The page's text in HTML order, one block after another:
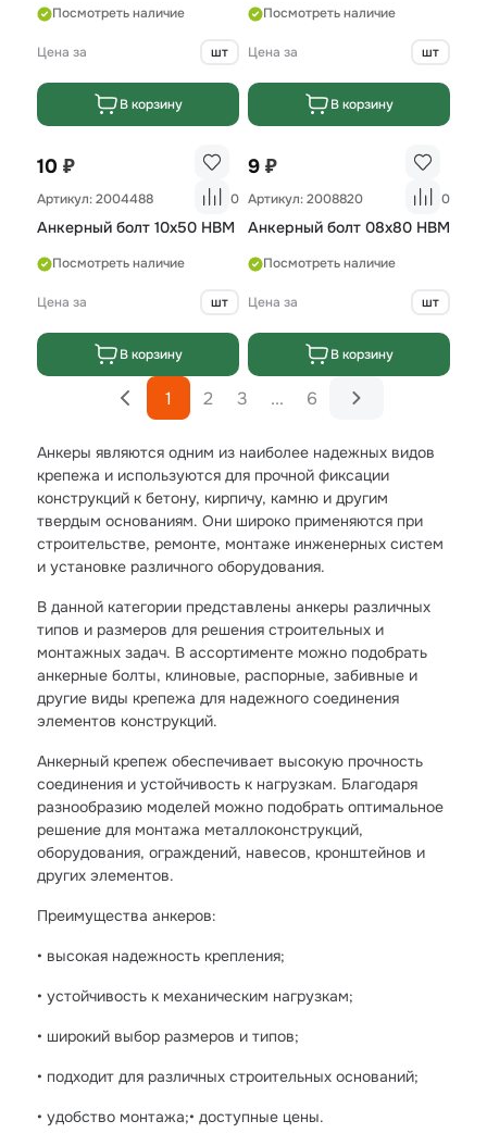
Посмотреть наличие
Цена за шт
В корзину
Посмотреть наличие
Цена за шт
В корзину
10 ₽
Артикул: 2004488 0
Анкерный болт 10х50 НВМ
Посмотреть наличие
Цена за шт
В корзину
9 ₽
Артикул: 2008820 0
Анкерный болт 08x80 HBM
Посмотреть наличие
Цена за шт
В корзину
1 2 3 ... 6
Анкеры являются одним из наиболее надежных видов
крепежа и используются для прочной фиксации
конструкций к бетону, кирпичу, камню и другим
твердым основаниям. Они широко применяются при
строительстве, ремонте, монтаже инженерных систем
и установке различного оборудования.
В данной категории представлены анкеры различных
типов и размеров для решения строительных и
монтажных задач. В ассортименте можно подобрать
анкерные болты, клиновые, распорные, забивные и
другие виды крепежа для надежного соединения
элементов конструкций.
Анкерный крепеж обеспечивает высокую прочность
соединения и устойчивость к нагрузкам. Благодаря
разнообразию моделей можно подобрать оптимальное
решение для монтажа металлоконструкций,
оборудования, ограждений, навесов, кронштейнов и
других элементов.
Преимущества анкеров:
• высокая надежность крепления;
• устойчивость к механическим нагрузкам;
• широкий выбор размеров и типов;
• подходит для различных строительных оснований;
• удобство монтажа;• доступные цены.